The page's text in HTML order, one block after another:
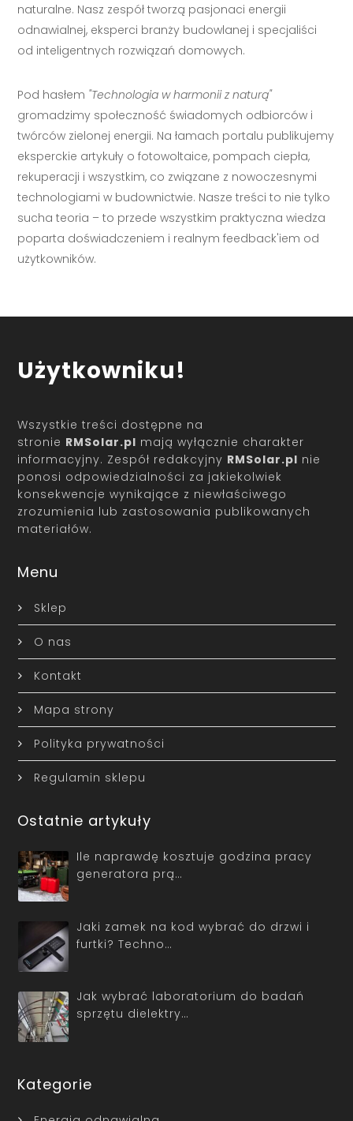
naturalne. Nasz zespół tworzą pasjonaci energii
odnawialnej, eksperci branży budowlanej i specjaliści
od inteligentnych rozwiązań domowych.
Pod hasłem "Technologia w harmonii z naturą"
gromadzimy społeczność świadomych odbiorców i
twórców zielonej energii. Na łamach portalu publikujemy
eksperckie artykuły o fotowoltaice, pompach ciepła,
rekuperacji i wszystkim, co związane z nowoczesnymi
technologiami w budownictwie. Nasze treści to nie tylko
sucha teoria – to przede wszystkim praktyczna wiedza
poparta doświadczeniem i realnym feedback'iem od
użytkowników.
Użytkowniku!
Wszystkie treści dostępne na
stronie RMSolar.pl mają wyłącznie charakter
informacyjny. Zespół redakcyjny RMSolar.pl nie
ponosi odpowiedzialności za jakiekolwiek
konsekwencje wynikające z niewłaściwego
zrozumienia lub zastosowania publikowanych
materiałów.
Menu
Sklep
O nas
Kontakt
Mapa strony
Polityka prywatności
Regulamin sklepu
Ostatnie artykuły
Ile naprawdę kosztuje godzina pracy
generatora prą…
Jaki zamek na kod wybrać do drzwi i
furtki? Techno…
Jak wybrać laboratorium do badań
sprzętu dielektry…
Kategorie